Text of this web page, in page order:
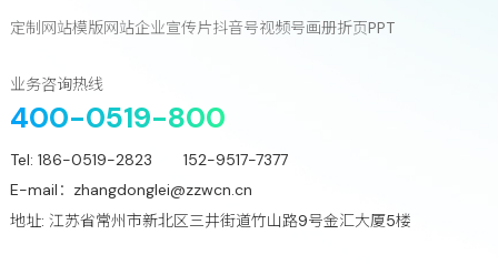
只差一次对话!
定制网站模版网站企业宣传片抖音号视频号画册折页PPT
业务咨询热线
400-0519-800
Tel: 186-0519-2823 152-9517-7377
E-mail： zhangdonglei@zzwcn.cn
地址: 江苏省常州市新北区三井街道竹山路9号金汇大厦5楼